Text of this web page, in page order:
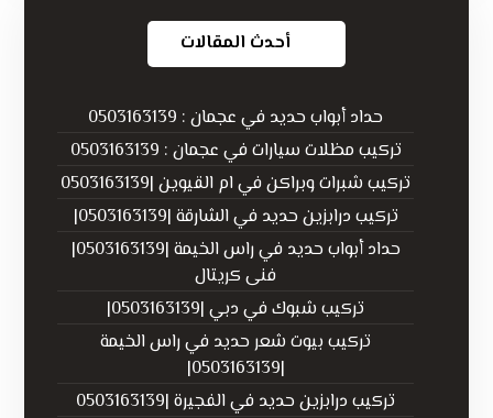
أحدث المقالات
حداد أبواب حديد في عجمان : 0503163139
تركيب مظلات سيارات في عجمان : 0503163139
تركيب شبرات وبراكن في ام القيوين |0503163139
تركيب درابزين حديد في الشارقة |0503163139|
حداد أبواب حديد في راس الخيمة |0503163139|
فنى كريتال
تركيب شبوك في دبي |0503163139|
تركيب بيوت شعر حديد في راس الخيمة
|0503163139|
تركيب درابزين حديد في الفجيرة |0503163139